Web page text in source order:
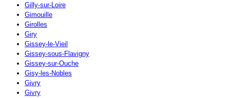
Gilly-sur-Loire
Gimouille
Girolles
Giry
Gissey-le-Vieil
Gissey-sous-Flavigny
Gissey-sur-Ouche
Gisy-les-Nobles
Givry
Givry